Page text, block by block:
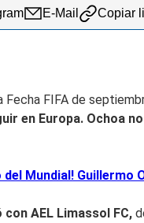
E-Mail Copiar
FIFA de
en Europa. Ochoa
Mundial! Guillermo
AEL Limassol FC,